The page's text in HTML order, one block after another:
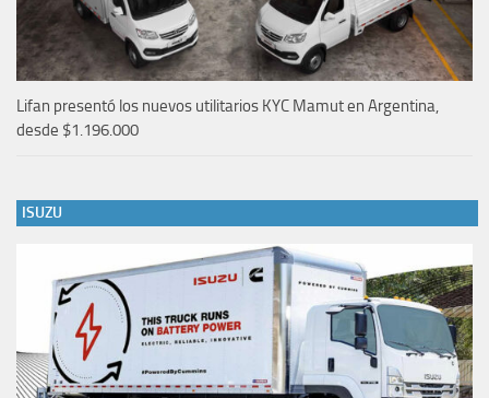
Lifan presentó los nuevos utilitarios KYC Mamut en Argentina,
desde $1.196.000
ISUZU